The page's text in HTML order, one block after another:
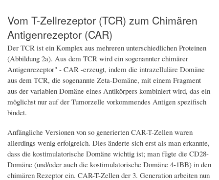
Vom T-Zellrezeptor (TCR) zum Chimären
Antigenrezeptor (CAR)
Der TCR ist ein Komplex aus mehreren unterschiedlichen Proteinen
(Abbildung 2a). Aus dem TCR wird ein sogenannter chimärer
Antigenrezeptor" - CAR -erzeugt, indem die intrazelluläre Domäne
aus dem TCR, die sogenannte Zeta-Domäne, mit einem Fragment
aus der variablen Domäne eines Antikörpers kombiniert wird, das ein
möglichst nur auf der Tumorzelle vorkommendes Antigen spezifisch
bindet.
Anfängliche Versionen von so generierten CAR-T-Zellen waren
allerdings wenig erfolgreich. Dies änderte sich erst als man erkannte,
dass die kostimulatorische Domäne wichtig ist; man fügte die CD28-
Domäne (und/oder auch die kostimulatorische Domäne 4-1BB) in den
chimären Rezeptor ein. CAR-T-Zellen der 3. Generation arbeiten nun